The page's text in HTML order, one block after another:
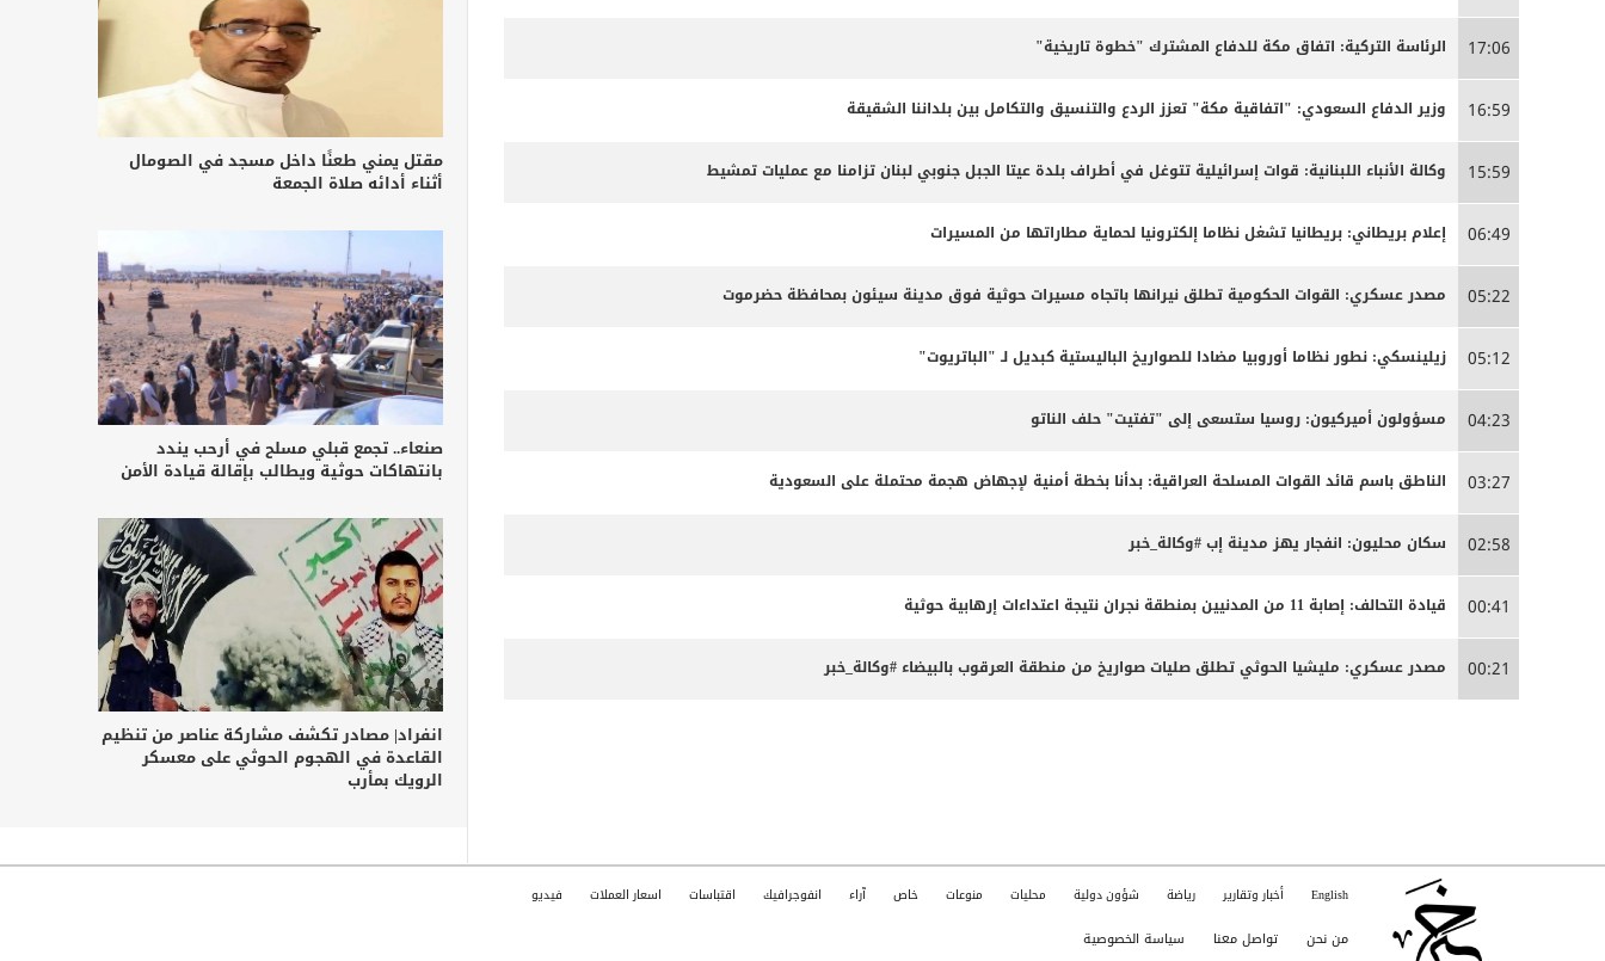
17:06 الرئاسة التركية: اتفاق مكة للدفاع المشترك "خطوة تاريخية"
16:59 وزير الدفاع السعودي: "اتفاقية مكة" تعزز الردع والتنسيق والتكامل بين بلداننا الشقيقة
15:59 وكالة الأنباء اللبنانية: قوات إسرائيلية تتوغل في أطراف بلدة عيتا الجبل جنوبي لبنان تزامنا مع عمليات تمشيط
06:49 إعلام بريطاني: بريطانيا تشغل نظاما إلكترونيا لحماية مطاراتها من المسيرات
05:22 مصدر عسكري: القوات الحكومية تطلق نيرانها باتجاه مسيرات حوثية فوق مدينة سيئون بمحافظة حضرموت
05:12 زيلينسكي: نطور نظاما أوروبيا مضادا للصواريخ الباليستية كبديل لـ "الباتريوت"
04:23 مسؤولون أميركيون: روسيا ستسعى إلى "تفتيت" حلف الناتو
03:27 الناطق باسم قائد القوات المسلحة العراقية: بدأنا بخطة أمنية لإجهاض هجمة محتملة على السعودية
02:58 سكان محليون: انفجار يهز مدينة إب #وكالة_خبر
00:41 قيادة التحالف: إصابة 11 من المدنيين بمنطقة نجران نتيجة اعتداءات إرهابية حوثية
00:21 مصدر عسكري: مليشيا الحوثي تطلق صليات صواريخ من منطقة العرقوب بالبيضاء #وكالة_خبر
مقتل يمني طعنًا داخل مسجد في الصومال
أثناء أدائه صلاة الجمعة
صنعاء.. تجمع قبلي مسلح في أرحب يندد
بانتهاكات حوثية ويطالب بإقالة قيادة الأمن
انفراد| مصادر تكشف مشاركة عناصر من تنظيم
القاعدة في الهجوم الحوثي على معسكر
الرويك بمأرب
English أخبار وتقارير رياضة شؤون دولية محليات منوعات خاص آراء انفوجرافيك اقتباسات اسعار العملات فيديو
من نحن تواصل معنا سياسة الخصوصية